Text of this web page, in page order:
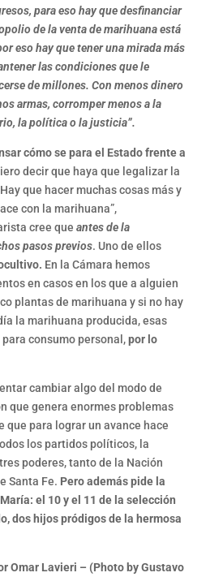
para eso hay que desfinanciar
de la venta de marihuana está
eso hay que tener una mirada más
las condiciones que le
de millones. Con menos dinero
armas, corromper menos a la
la política o la justicia”.
cómo se para el Estado frente a
decir que haya que legalizar la
que hacer muchas cosas más y
con la marihuana”,
cree que antes de la
pasos previos. Uno de ellos
En la Cámara hemos
en casos en los que a alguien
plantas de marihuana y si no hay
la marihuana producida, esas
consumo personal,por lo
cambiar algo del modo de
que genera enormes problemas
que para lograr un avance hace
los partidos políticos, la
poderes, tanto de la Nación
Santa Fe. Pero además pide la
el 10 y el 11 de la selección
dos hijos pródigos de la hermosa
Omar Lavieri – (Photo by Gustavo